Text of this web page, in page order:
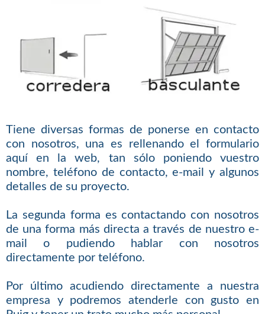
Tiene diversas formas de ponerse en contacto
con nosotros, una es rellenando el formulario
aquí en la web, tan sólo poniendo vuestro
nombre, teléfono de contacto, e-mail y algunos
detalles de su proyecto.
La segunda forma es contactando con nosotros
de una forma más directa a través de nuestro e-
mail o pudiendo hablar con nosotros
directamente por teléfono.
Por último acudiendo directamente a nuestra
empresa y podremos atenderle con gusto en